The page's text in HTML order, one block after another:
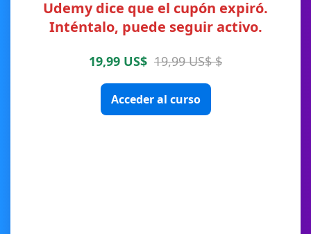
Udemy dice que el cupón expiró.
Inténtalo, puede seguir activo.
19,99 US$ 19,99 US$ $
Acceder al curso